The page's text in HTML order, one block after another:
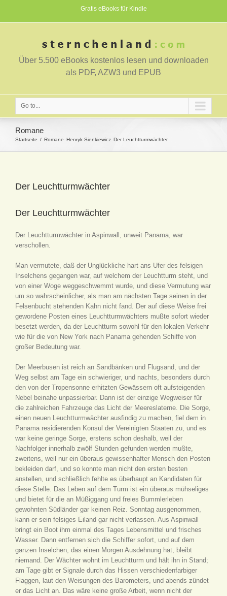
Gratis eBooks für Kindle
Über 5.500 eBooks kostenlos lesen und downloaden
als PDF, AZW3 und EPUB
Go to...
Romane
Startseite Romane Henryk Sienkiewicz Der Leuchtturmwächter
Der Leuchtturmwächter
Der Leuchtturmwächter
Der Leuchtturmwächter in Aspinwall, unweit Panama, war
verschollen.
Man vermutete, daß der Unglückliche hart ans Ufer des felsigen
Inselchens gegangen war, auf welchem der Leuchtturm steht, und
von einer Woge weggeschwemmt wurde, und diese Vermutung war
um so wahrscheinlicher, als man am nächsten Tage seinen in der
Felsenbucht stehenden Kahn nicht fand. Der auf diese Weise frei
gewordene Posten eines Leuchtturmwächters mußte sofort wieder
besetzt werden, da der Leuchtturm sowohl für den lokalen Verkehr
wie für die von New York nach Panama gehenden Schiffe von
großer Bedeutung war.
Der Meerbusen ist reich an Sandbänken und Flugsand, und der
Weg selbst am Tage ein schwieriger, und nachts, besonders durch
den von der Tropensonne erhitzten Gewässern oft aufsteigenden
Nebel beinahe unpassierbar. Dann ist der einzige Wegweiser für
die zahlreichen Fahrzeuge das Licht der Meereslaterne. Die Sorge,
einen neuen Leuchtturmwächter ausfindig zu machen, fiel dem in
Panama residierenden Konsul der Vereinigten Staaten zu, und es
war keine geringe Sorge, erstens schon deshalb, weil der
Nachfolger innerhalb zwölf Stunden gefunden werden mußte,
zweitens, weil nur ein überaus gewissenhafter Mensch den Posten
bekleiden darf, und so konnte man nicht den ersten besten
anstellen, und schließlich fehlte es überhaupt an Kandidaten für
diese Stelle. Das Leben auf dem Turm ist ein überaus mühseliges
und bietet für die an Müßiggang und freies Bummlerleben
gewohnten Südländer gar keinen Reiz. Sonntag ausgenommen,
kann er sein felsiges Eiland gar nicht verlassen. Aus Aspinwall
bringt ein Boot ihm einmal des Tages Lebensmittel und frisches
Wasser. Dann entfernen sich die Schiffer sofort, und auf dem
ganzen Inselchen, das einen Morgen Ausdehnung hat, bleibt
niemand. Der Wächter wohnt im Leuchtturm und hält ihn in Stand;
am Tage gibt er Signale durch das Hissen verschiedenfarbiger
Flaggen, laut den Weisungen des Barometers, und abends zündet
er das Licht an. Das wäre keine große Arbeit, wenn nicht der